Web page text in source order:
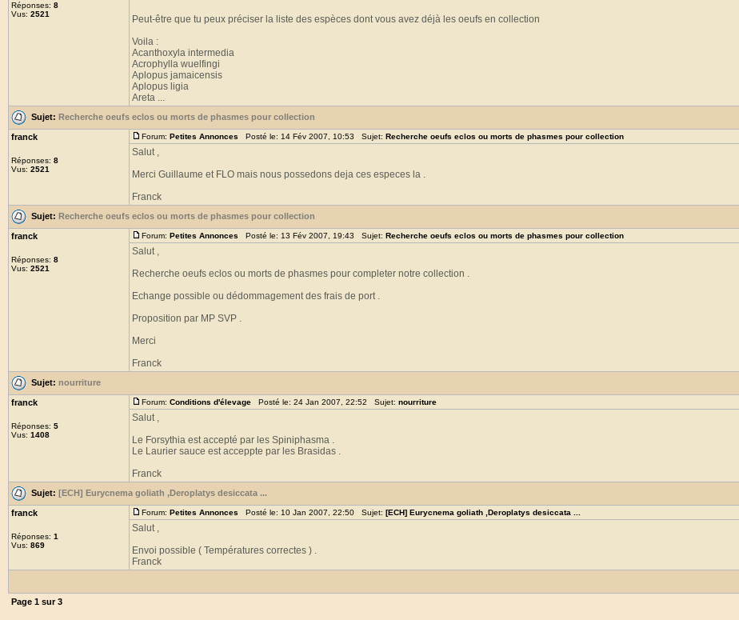
Réponses: 8
Vus: 2521
Peut-être que tu peux préciser la liste des espèces dont vous avez déjà les oeufs en collection
Voila :
Acanthoxyla intermedia
Acrophylla wuelfingi
Aplopus jamaicensis
Aplopus ligia
Areta ...
Sujet: Recherche oeufs eclos ou morts de phasmes pour collection
franck
Réponses: 8
Vus: 2521
Forum: Petites Annonces Posté le: 14 Fév 2007, 10:53 Sujet: Recherche oeufs eclos ou morts de phasmes pour collection
Salut ,
Merci Guillaume et FLO mais nous possedons deja ces especes la .
Franck
Sujet: Recherche oeufs eclos ou morts de phasmes pour collection
franck
Réponses: 8
Vus: 2521
Forum: Petites Annonces Posté le: 13 Fév 2007, 19:43 Sujet: Recherche oeufs eclos ou morts de phasmes pour collection
Salut ,
Recherche oeufs eclos ou morts de phasmes pour completer notre collection .
Echange possible ou dédommagement des frais de port .
Proposition par MP SVP .
Merci
Franck
Sujet: nourriture
franck
Réponses: 5
Vus: 1408
Forum: Conditions d'élevage Posté le: 24 Jan 2007, 22:52 Sujet: nourriture
Salut ,
Le Forsythia est accepté par les Spiniphasma .
Le Laurier sauce est acceppte par les Brasidas .
Franck
Sujet: [ECH] Eurycnema goliath ,Deroplatys desiccata ...
franck
Réponses: 1
Vus: 869
Forum: Petites Annonces Posté le: 10 Jan 2007, 22:50 Sujet: [ECH] Eurycnema goliath ,Deroplatys desiccata ...
Salut ,
Envoi possible ( Températures correctes ) .
Franck
Page 1 sur3